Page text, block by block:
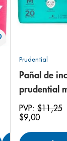
Prudential
Pañal de
prudential
unidades
PVP:$11,25
$9,00